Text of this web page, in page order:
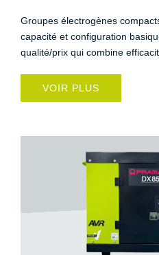
Groupes électrogènes
capacité et configuration
qualité/prix qui combine
VOIR PLUS